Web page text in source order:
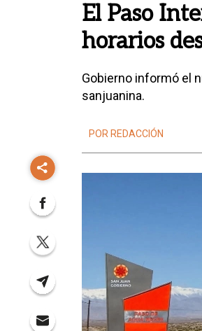
El Paso
horarios
Gobierno informó el
sanjuanina.
POR REDACCIÓN